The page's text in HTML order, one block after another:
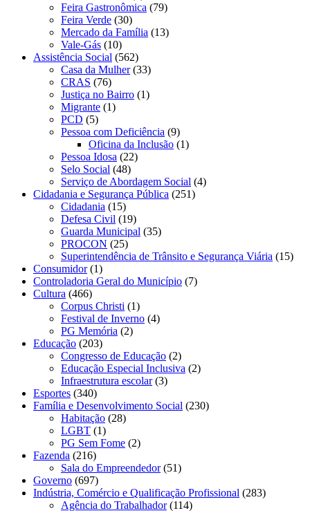
Feira Gastronômica (79)
Feira Verde (30)
Mercado da Família (13)
Vale-Gás (10)
Assistência Social (562)
Casa da Mulher(33)
CRAS (76)
Justiça no Bairro (1)
Migrante (1)
PCD (5)
Pessoa com Deficiência (9)
Oficina da Inclusão (1)
Pessoa Idosa (22)
Selo Social (48)
Serviço de Abordagem Social (4)
Cidadania e Segurança Pública (251)
Cidadania (15)
Defesa Civil (19)
Guarda Municipal (35)
PROCON (25)
Superintendência de Trânsito e Segurança Viária (15)
Consumidor(1)
Controladoria Geral do Município (7)
Cultura (466)
Corpus Christi (1)
Festival de Inverno (4)
PG Memória (2)
Educação (203)
Congresso de Educação (2)
Educação Especial Inclusiva (2)
Infraestrutura escolar(3)
Esportes (340)
Família e Desenvolvimento Social (230)
Habitação (28)
LGBT (1)
PG Sem Fome (2)
Fazenda (216)
Sala do Empreendedor(51)
Governo (697)
Indústria, Comércio e Qualificação Profissional (283)
Agência do Trabalhador(114)